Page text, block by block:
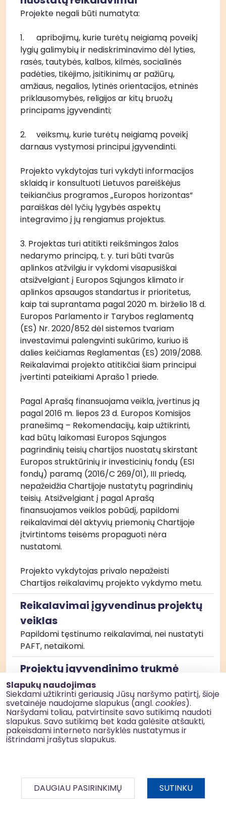
Slapukų naudojimas
Siekdami užtikrinti geriausią Jūsų naršymo patirtį, šioje
svetainėje naudojame slapukus (angl. cookies).
Naršydami toliau, patvirtinsite savo sutikimą naudoti
slapukus. Savo sutikimą bet kada galėsite atšaukti,
pakeisdami interneto naršyklės nustatymus ir
ištrindami įrašytus slapukus.
DAUGIAU PASIRINKIMŲ SUTINKU
Projekte negali būti numatyta:
1.	apribojimų, kurie turėtų neigiamą poveikį
lygių galimybių ir nediskriminavimo dėl lyties,
rasės, tautybės, kalbos, kilmės, socialinės
padėties, tikėjimo, įsitikinimų ar pažiūrų,
amžiaus, negalios, lytinės orientacijos, etninės
priklausomybės, religijos ar kitų bruožų
principams įgyvendinti;
2.	veiksmų, kurie turėtų neigiamą poveikį
darnaus vystymosi principui įgyvendinti.
Projekto vykdytojas turi vykdyti informacijos
sklaidą ir konsultuoti Lietuvos pareiškėjus
teikiančius programos „Europos horizontas“
paraiškas dėl lyčių lygybės aspektų
integravimo į jų rengiamus projektus.
3. Projektas turi atitikti reikšmingos žalos
nedarymo principą, t. y. turi būti tvarūs
aplinkos atžvilgiu ir vykdomi visapusiškai
atsižvelgiant į Europos Sąjungos klimato ir
aplinkos apsaugos standartus ir prioritetus,
kaip tai suprantama pagal 2020 m. birželio 18 d.
Europos Parlamento ir Tarybos reglamentą
(ES) Nr. 2020/852 dėl sistemos tvariam
investavimui palengvinti sukūrimo, kuriuo iš
dalies keičiamas Reglamentas (ES) 2019/2088.
Reikalavimai projekto atitikčiai šiam principui
įvertinti pateikiami Aprašo 1 priede.
Pagal Aprašą finansuojama veikla, įvertinus ją
pagal 2016 m. liepos 23 d. Europos Komisijos
pranešimą – Rekomendacijų, kaip užtikrinti,
kad būtų laikomasi Europos Sąjungos
pagrindinių teisių chartijos nuostatų skirstant
Europos struktūrinių ir investicinių fondų (ESI
fondų) paramą (2016/C 269/01), III priedą,
nepažeidžia Chartijoje nustatytų pagrindinių
teisių. Atsižvelgiant į pagal Aprašą
finansuojamos veiklos pobūdį, papildomi
reikalavimai dėl aktyvių priemonių Chartijoje
įtvirtintoms teisėms propaguoti nėra
nustatomi.
Projekto vykdytojas privalo nepažeisti
Chartijos reikalavimų projekto vykdymo metu.
Reikalavimai įgyvendinus projektų
veiklas
Papildomi tęstinumo reikalavimai, nei nustatyti
PAFT, netaikomi.
Projektų įgyvendinimo trukmė
Projektas turi būti baigtas įgyvendinti ne vėliau
kaip iki 2026 m. balandžio 30 d.
Projektų bendrieji atrankos
kriterijai
Projektas turi atitikti projekto bendruosius
priede.